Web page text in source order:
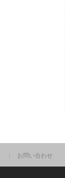
お問い合わせ